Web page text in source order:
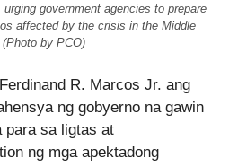
government agencies to prepare
affected by the crisis in the Middle
by PCO)
R. Marcos Jr. ang
ng gobyerno na gawin
para sa ligtas at
ng mga apektadong